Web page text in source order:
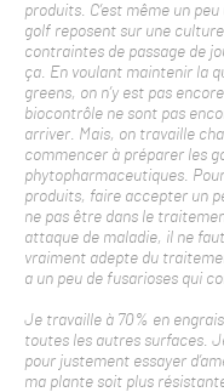
produits. C’est même un
golf reposent sur une
contraintes de passage de
ça. En voulant maintenir la
greens, on n’y est pas
biocontrôle ne sont pas
arriver. Mais, on travaille
commencer à préparer les
phytopharmaceutiques.
produits, faire accepter un
ne pas être dans le
attaque de maladie, il ne
vraiment adepte du
a un peu de fusarioses qui
Je travaille à 70% en
toutes les autres surfaces.
pour justement essayer
ma plante soit plus